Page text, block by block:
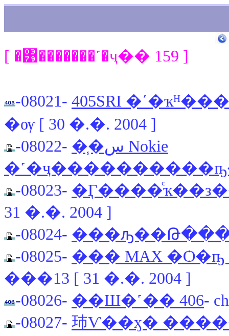
[ �͹�������˹�ҷ�� 159 ]
-08021- 405SRI
�ѹ [ 30 �.�. 2004 ]
-08022- �֧�س Nokie
-08023-
31 �.�. 2004 ]
-08024-
-08025- ��� MAX �Ѻ�ҧ
���13 [ 31 �.�. 2004 ]
-08026- ��Ш�˹�� 406-
-08027- 㺻Ѵ��ӽ�